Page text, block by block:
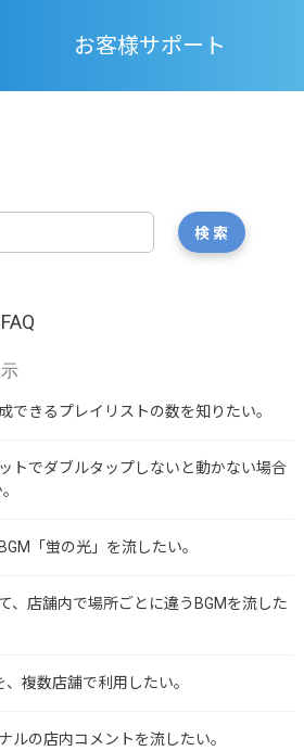
お客様サポート
できるプレイリストの数を知りたい。
トでダブルタップしないと動かない場合
「蛍の光」を流したい。
、店舗内で場所ごとに違うBGMを流した
複数店舗で利用したい。
ルの店内コメントを流したい。